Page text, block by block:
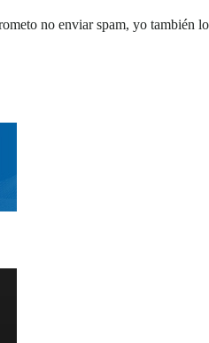
no enviar spam, yo también